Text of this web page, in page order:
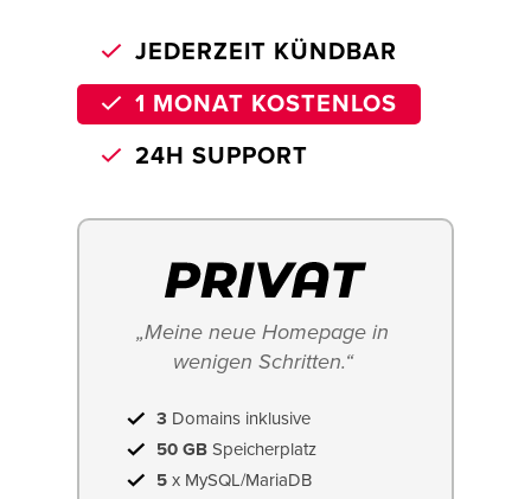
JEDERZEIT KÜNDBAR
1 MONAT KOSTENLOS
24H SUPPORT
„Meine neue Homepage in
wenigen Schritten.“
3 Domains inklusive
50 GB Speicherplatz
5 x MySQL/MariaDB